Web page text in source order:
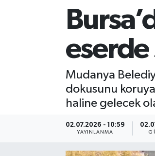
eserde
Mudanya
dokusunu
haline gelecek
02.07.2026 - 10:59
YAYINLANMA